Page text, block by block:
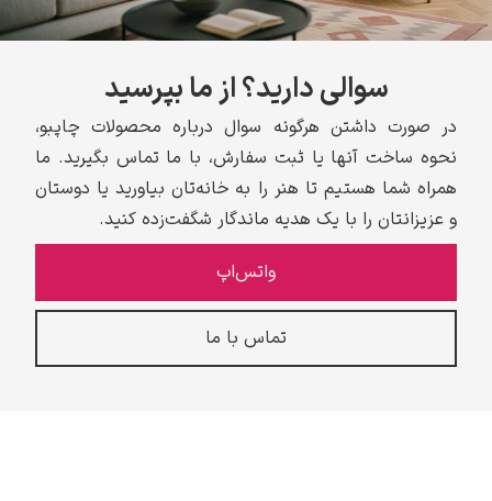
سوالی دارید؟ از ما بپرسید
در صورت داشتن هرگونه سوال درباره محصولات چاپبو،
نحوه ساخت آنها یا ثبت سفارش، با ما تماس بگیرید. ما
همراه شما هستیم تا هنر را به خانه‌تان بیاورید یا دوستان
و عزیزانتان را با یک هدیه ماندگار شگفت‌زده کنید.
واتس‌اپ
تماس با ما